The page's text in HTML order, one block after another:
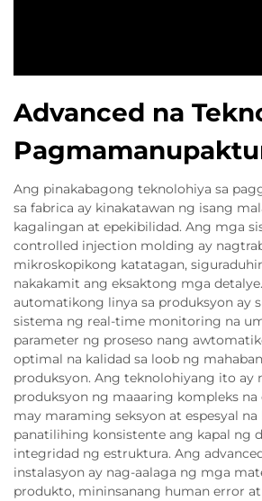
Advanced na
Ang pinakabagong teknolohiya sa
sa fabrica ay kinakatawan ng isang
kagalingan at epekibilidad. Ang mga
controlled injection molding ay
mikroskopikong katatagan,
nakakamit ang eksaktong mga
automatikong linya sa produksyon ay
sistema ng real-time monitoring na
parameter ng proseso nang
optimal na kalidad sa loob ng
produksyon. Ang teknolohiyang ito ay
produksyon ng maaaring kompleks na
may maraming seksyon at espesyal
panatilihing konsistente ang kapal ng
integridad ng estruktura. Ang
instalasyon ay nag-aalaga ng mga
produkto, mininsanang human error